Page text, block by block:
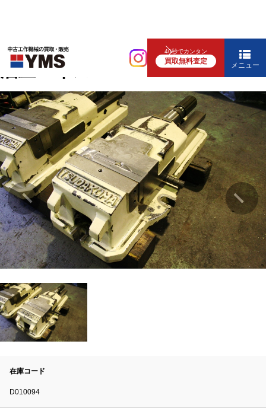
40秒でカンタン
買取無料査定 メニュー
バイス
油圧バイス
在庫コード
D010094